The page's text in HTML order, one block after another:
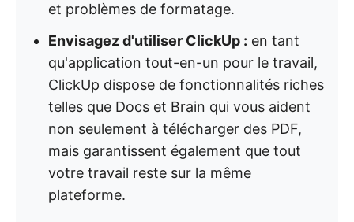
et problèmes de formatage.
Envisagez d'utiliser ClickUp : en tant
qu'application tout-en-un pour le travail,
ClickUp dispose de fonctionnalités riches
telles que Docs et Brain qui vous aident
non seulement à télécharger des PDF,
mais garantissent également que tout
votre travail reste sur la même
plateforme.